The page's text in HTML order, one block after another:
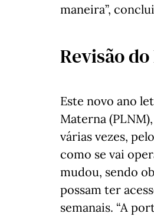
maneira”,
Revisão
Este novo ano
Materna
várias vezes,
como se vai
mudou, sendo
possam ter
semanais. “A